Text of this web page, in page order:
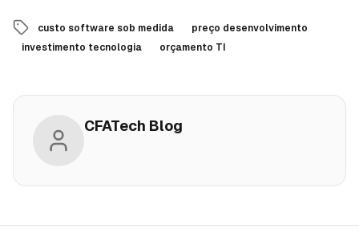
custo software sob medida
preço desenvolvimento
investimento tecnologia
orçamento TI
CFATech Blog